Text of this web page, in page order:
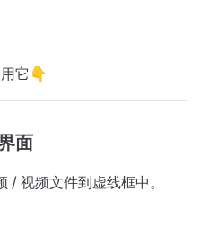
它👇
面
/ 视频文件到虚线框中。